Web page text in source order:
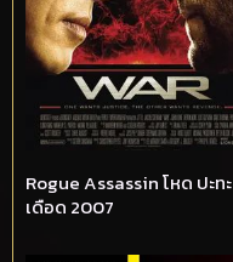
Rogue Assassin โหด ปะทะ
เดือด 2007